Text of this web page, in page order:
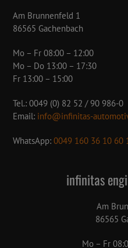
Am Brunnenfeld 1
86565 Gachenbach
Mo – Fr 08:00 – 12:00
Mo – Do 13:00 – 17:30
Fr 13:00 – 15:00
Tel.: 0049 (0) 82 52 / 90 986-0
Email: info@infinitas-
WhatsApp:0049 160 36 10 60
infinitas
Am
86565
Mo – Fr